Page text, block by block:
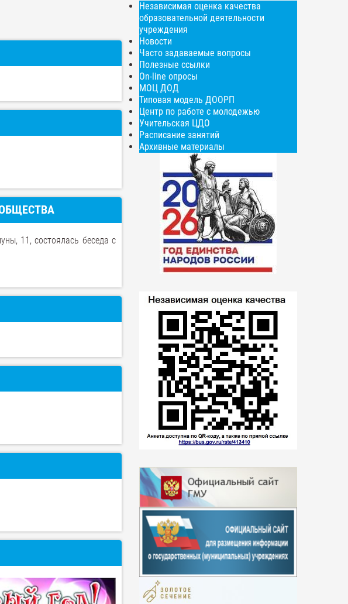
11, состоялась беседа с
Независимая оценка качества
образовательной деятельности
учреждения
Новости
Часто задаваемые вопросы
Полезные ссылки
On-line опросы
МОЦ ДОД
Типовая модель ДООРП
Центр по работе с молодежью
Учительская ЦДО
Расписание занятий
Архивные материалы